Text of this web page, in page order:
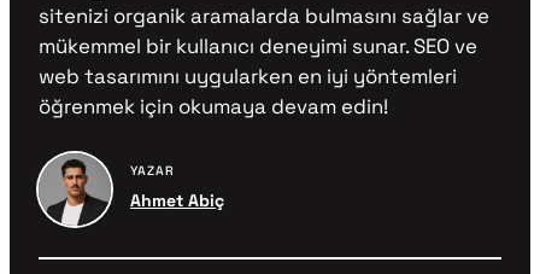
sitenizi organik aramalarda bulmasını sağlar ve
mükemmel bir kullanıcı deneyimi sunar. SEO ve
web tasarımını uygularken en iyi yöntemleri
öğrenmek için okumaya devam edin!
YAZAR
Ahmet Abiç